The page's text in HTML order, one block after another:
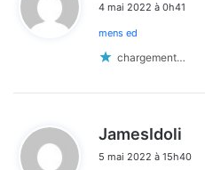
4 mai 2022 à 0h41
mens ed
chargement…
JamesIdoli
t
5 mai 2022 à 15h40